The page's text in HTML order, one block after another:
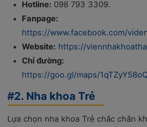
Hotline: 098 793 3309.
Fanpage:
https://www.facebook.com/
Website: https://
Chỉ đường:
https://goo.gl/maps/
#2. Nha khoa Trẻ
Lựa chọn nha khoa Trẻ chắc chắn